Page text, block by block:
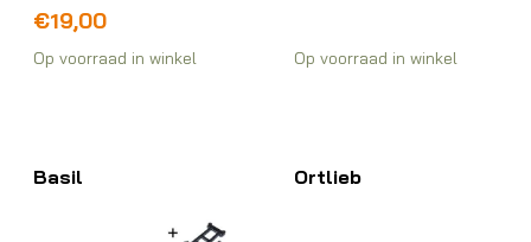
€19,00
Op voorraad in winkel Op voorraad in winkel
Basil Ortlieb